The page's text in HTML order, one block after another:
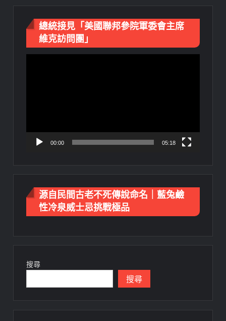
總統接見「美國聯邦參院軍委會主席
維克訪問團」
00:00 05:18
源自民間古老不死傳說命名｜藍兔鹼
性冷泉威士忌挑戰極品
搜尋
搜尋